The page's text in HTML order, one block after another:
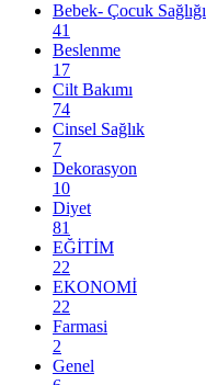
Bebek- Çocuk Sağlığı
41
Beslenme
17
Cilt Bakımı
74
Cinsel Sağlık
7
Dekorasyon
10
Diyet
81
EĞİTİM
22
EKONOMİ
22
Farmasi
2
Genel